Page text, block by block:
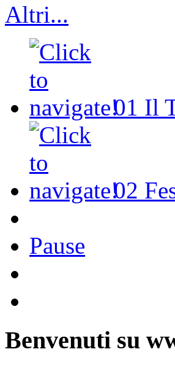
Altri...
01 Il
02
Pause
Benvenuti su